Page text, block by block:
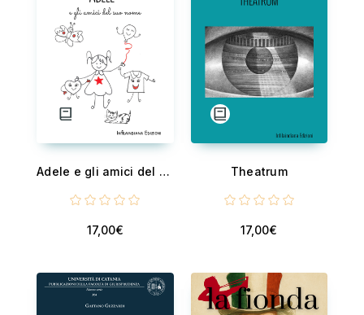
Adele e gli amici del suo nome
17,00€
Theatrum
17,00€